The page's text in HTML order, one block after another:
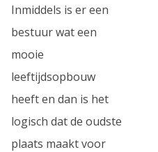
Inmiddels is er een
bestuur wat een
mooie
leeftijdsopbouw
heeft en dan is het
logisch dat de oudste
plaats maakt voor